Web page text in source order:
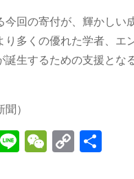
今回の寄付が、輝かしい
り多くの優れた学者、エ
誕生するための支援とな
）
Li
n
W
e
C
o